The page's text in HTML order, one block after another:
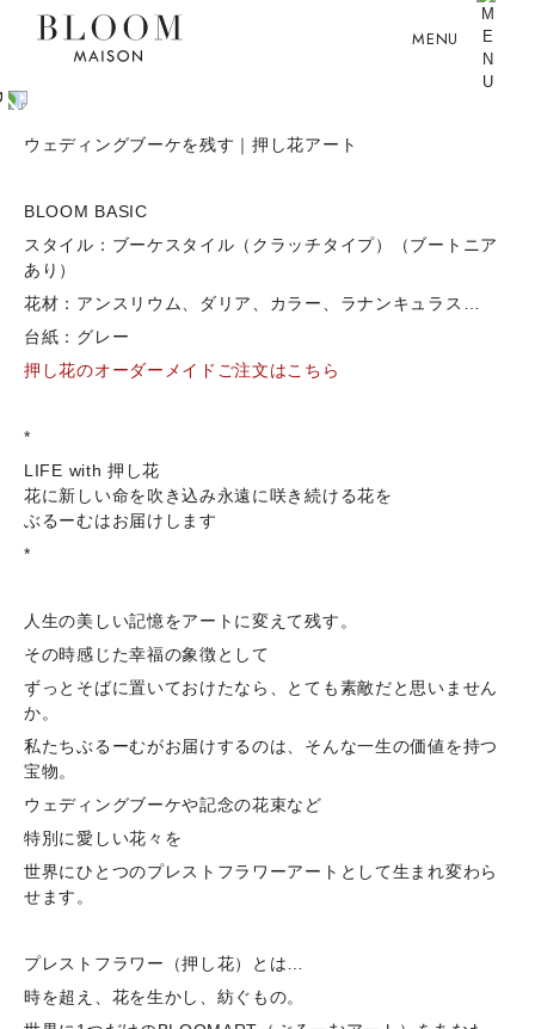
MENU
ウェディングブーケを残す｜押し花アート
BLOOM BASIC
スタイル：ブーケスタイル（クラッチタイプ）（ブートニア
あり）
花材：アンスリウム、ダリア、カラー、ラナンキュラス…
台紙：グレー
押し花のオーダーメイドご注文はこちら
*
LIFE with 押し花
花に新しい命を吹き込み永遠に咲き続ける花を
ぶるーむはお届けします
*
人生の美しい記憶をアートに変えて残す。
その時感じた幸福の象徴として
ずっとそばに置いておけたなら、とても素敵だと思いません
か。
私たちぶるーむがお届けするのは、そんな一生の価値を持つ
宝物。
ウェディングブーケや記念の花束など
特別に愛しい花々を
世界にひとつのプレストフラワーアートとして生まれ変わら
せます。
プレストフラワー（押し花）とは…
時を超え、花を生かし、紡ぐもの。